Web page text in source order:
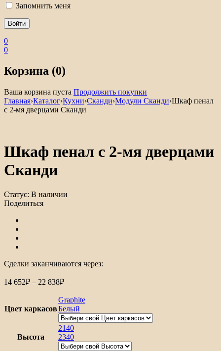
Запомнить меня
0
0
Корзина (0)
Ваша корзина пуста Продолжить покупки
Главная›Каталог›Кухни›Сканди›Модули Сканди›Шкаф пенал
с 2-мя дверцами Сканди
Шкаф пенал с 2-мя дверцами
Сканди
Статус: В наличии
Поделиться
Сделки заканчиваются через:
14 652₽ – 22 838₽Диапазон
14
652₽
–
22
838₽
Цвет каркасов
Graphite
Белый
Высота
2140
2340